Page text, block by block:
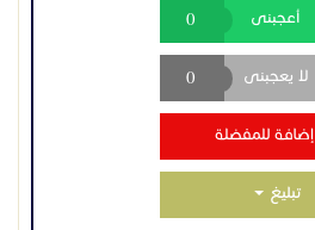
أعجبنى 0
لا يعجبنى 0
إضافة للمفضلة
تبليغ Toggle Dropdown